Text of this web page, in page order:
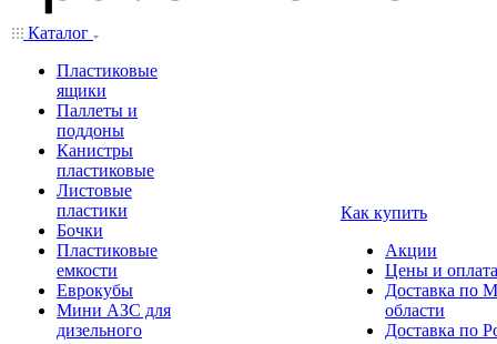
Каталог
Пластиковые
ящики
Паллеты и
поддоны
Канистры
пластиковые
Листовые
пластики
Бочки
Пластиковые
емкости
Еврокубы
Мини АЗС для
дизельного
Как купить
Акции
Цены и оплата
Доставка по
области
Доставка по